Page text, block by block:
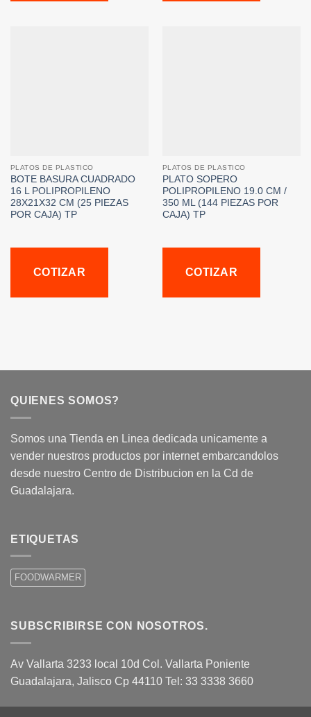
PLATOS DE PLASTICO
BOTE BASURA CUADRADO
16 L POLIPROPILENO
28X21X32 CM (25 PIEZAS
POR CAJA) TP
COTIZAR
PLATOS DE PLASTICO
PLATO SOPERO
POLIPROPILENO 19.0 CM /
350 ML (144 PIEZAS POR
CAJA) TP
COTIZAR
QUIENES SOMOS?
Somos una Tienda en Linea dedicada unicamente a
vender nuestros productos por internet embarcandolos
desde nuestro Centro de Distribucion en la Cd de
Guadalajara.
ETIQUETAS
FOODWARMER
SUBSCRIBIRSE CON NOSOTROS.
Av Vallarta 3233 local 10d Col. Vallarta Poniente
Guadalajara, Jalisco Cp 44110 Tel: 33 3338 3660